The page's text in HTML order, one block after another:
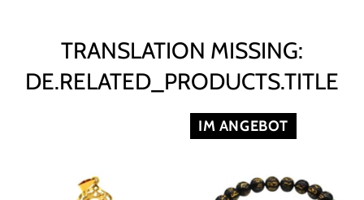
TRANSLATION MISSING:
DE.RELATED_PRODUCTS.TITLE
IM ANGEBOT